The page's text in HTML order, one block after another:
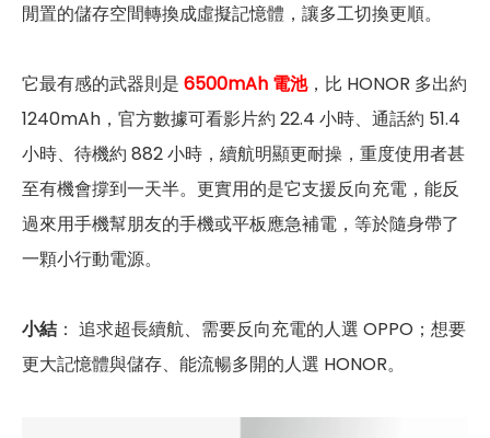
閒置的儲存空間轉換成虛擬記憶體，讓多工切換更順。
它最有感的武器則是 6500mAh 電池，比 HONOR 多出約
1240mAh，官方數據可看影片約 22.4 小時、通話約 51.4
小時、待機約 882 小時，續航明顯更耐操，重度使用者甚
至有機會撐到一天半。更實用的是它支援反向充電，能反
過來用手機幫朋友的手機或平板應急補電，等於隨身帶了
一顆小行動電源。
小結 ： 追求超長續航、需要反向充電的人選 OPPO；想要
更大記憶體與儲存、能流暢多開的人選 HONOR。